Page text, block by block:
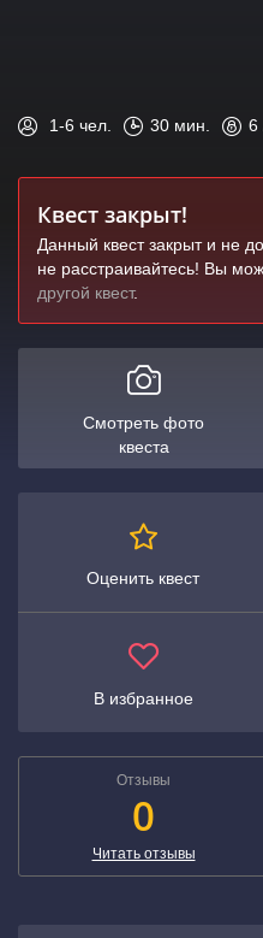
1-6 чел. 30 мин. 6
Квест закрыт!
Данный квест закрыт и не
не расстраивайтесь! Вы
другой квест.
Смотреть фото
квеста
Оценить квест
В избранное
Отзывы
0
Читать отзывы